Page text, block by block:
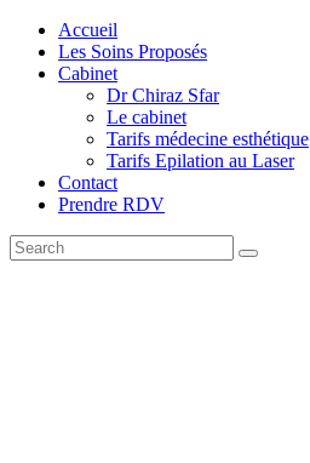
Accueil
Les Soins Proposés
Cabinet
Dr Chiraz Sfar
Le cabinet
Tarifs médecine esthétique
Tarifs Epilation au Laser
Contact
Prendre RDV